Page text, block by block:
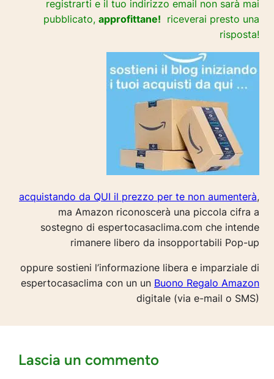
registrarti e il tuo indirizzo email non sarà mai
pubblicato, approfittane! riceverai presto una
risposta!
acquistando da QUI il prezzo per te non aumenterà,
ma Amazon riconoscerà una piccola cifra a
sostegno di espertocasaclima.com che intende
rimanere libero da insopportabili Pop-up
oppure sostieni l’informazione libera e imparziale di
espertocasaclima con un un Buono Regalo Amazon
digitale (via e-mail o SMS)
Lascia un commento